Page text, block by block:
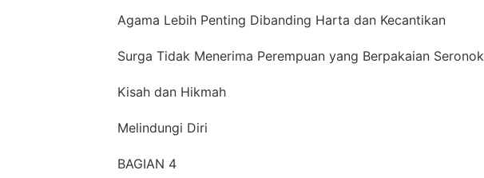
Agama Lebih Penting Dibanding Harta dan Kecantikan
Surga Tidak Menerima Perempuan yang Berpakaian Seronok
Kisah dan Hikmah
Melindungi Diri
BAGIAN 4